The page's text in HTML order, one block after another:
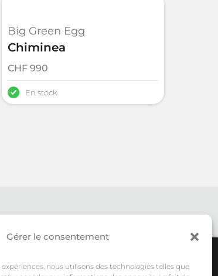
Gérer le consentement
nous utilisons des technologies telles que
Big Green Egg
Chiminea
CHF 990
En stock
Ne manquez rien